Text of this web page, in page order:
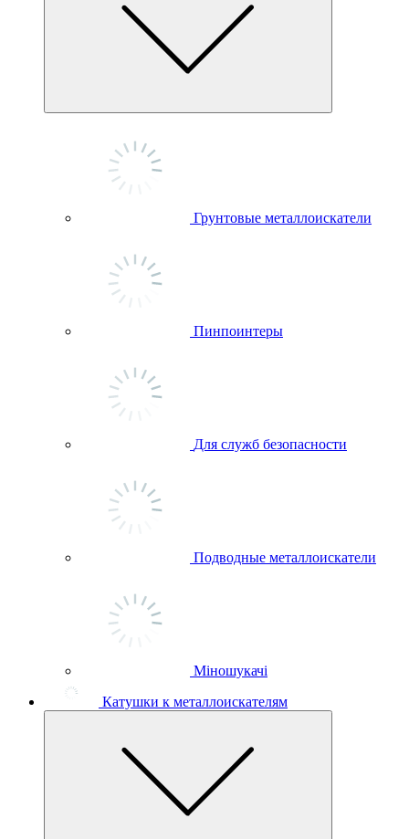
Грунтовые металлоискатели
Пинпоинтеры
Для служб безопасности
Подводные металлоискатели
Міношукачі
Катушки к металлоискателям